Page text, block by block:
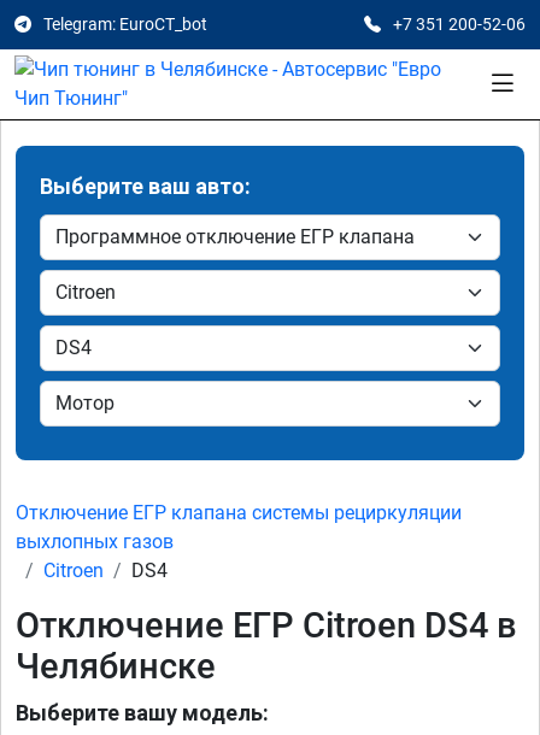
Telegram: EuroCT_bot +7 351 200-52-06
Выберите ваш авто:
Отключение ЕГР клапана системы рециркуляции
выхлопных газов
Citroen
DS4
Отключение ЕГР Citroen DS4 в
Челябинске
Выберите вашу модель: